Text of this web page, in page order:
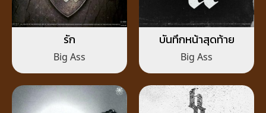
รัก
Big Ass
บันทึกหน้าสุดท้าย
Big Ass